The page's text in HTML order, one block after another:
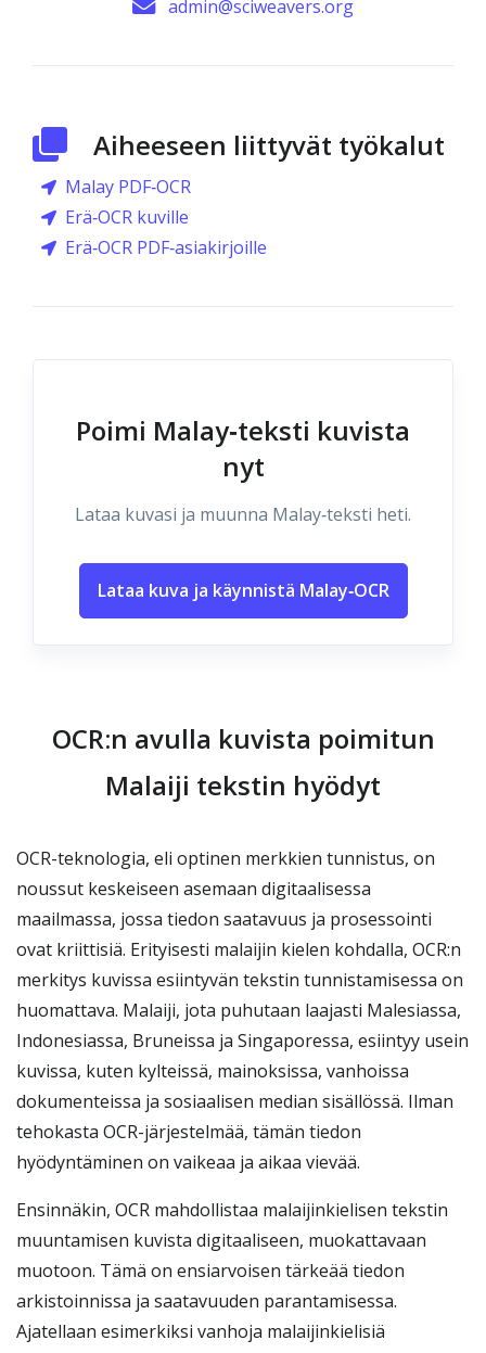
admin@sciweavers.org
Aiheeseen liittyvät työkalut
Malay PDF‑OCR
Erä‑OCR kuville
Erä‑OCR PDF‑asiakirjoille
Poimi Malay‑teksti kuvista
nyt
Lataa kuvasi ja muunna Malay‑teksti heti.
Lataa kuva ja käynnistä Malay‑OCR
OCR:n avulla kuvista poimitun
Malaiji tekstin hyödyt
OCR-teknologia, eli optinen merkkien tunnistus, on
noussut keskeiseen asemaan digitaalisessa
maailmassa, jossa tiedon saatavuus ja prosessointi
ovat kriittisiä. Erityisesti malaijin kielen kohdalla, OCR:n
merkitys kuvissa esiintyvän tekstin tunnistamisessa on
huomattava. Malaiji, jota puhutaan laajasti Malesiassa,
Indonesiassa, Bruneissa ja Singaporessa, esiintyy usein
kuvissa, kuten kylteissä, mainoksissa, vanhoissa
dokumenteissa ja sosiaalisen median sisällössä. Ilman
tehokasta OCR-järjestelmää, tämän tiedon
hyödyntäminen on vaikeaa ja aikaa vievää.
Ensinnäkin, OCR mahdollistaa malaijinkielisen tekstin
muuntamisen kuvista digitaaliseen, muokattavaan
muotoon. Tämä on ensiarvoisen tärkeää tiedon
arkistoinnissa ja saatavuuden parantamisessa.
Ajatellaan esimerkiksi vanhoja malaijinkielisiä